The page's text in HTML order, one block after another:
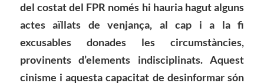
del costat del FPR només hi hauria hagut alguns
actes aïllats de venjança, al cap i a la fi
excusables donades les circumstàncies,
provinents d’elements indisciplinats. Aquest
cinisme i aquesta capacitat de desinformar són